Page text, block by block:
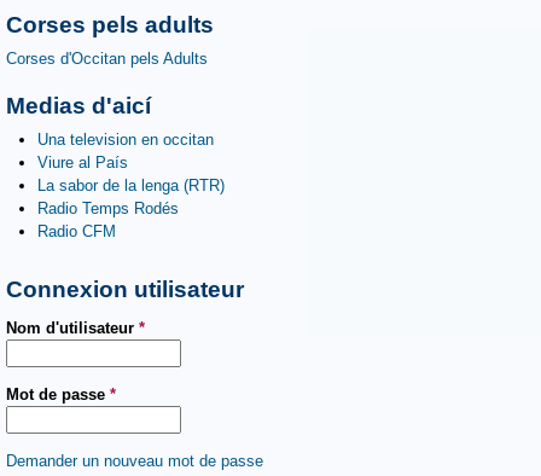
Corses pels adults
Corses d'Occitan pels Adults
Medias d'aicí
Una television en occitan
Viure al País
La sabor de la lenga (RTR)
Radio Temps Rodés
Radio CFM
Connexion utilisateur
Nom d'utilisateur *
Mot de passe *
Demander un nouveau mot de passe